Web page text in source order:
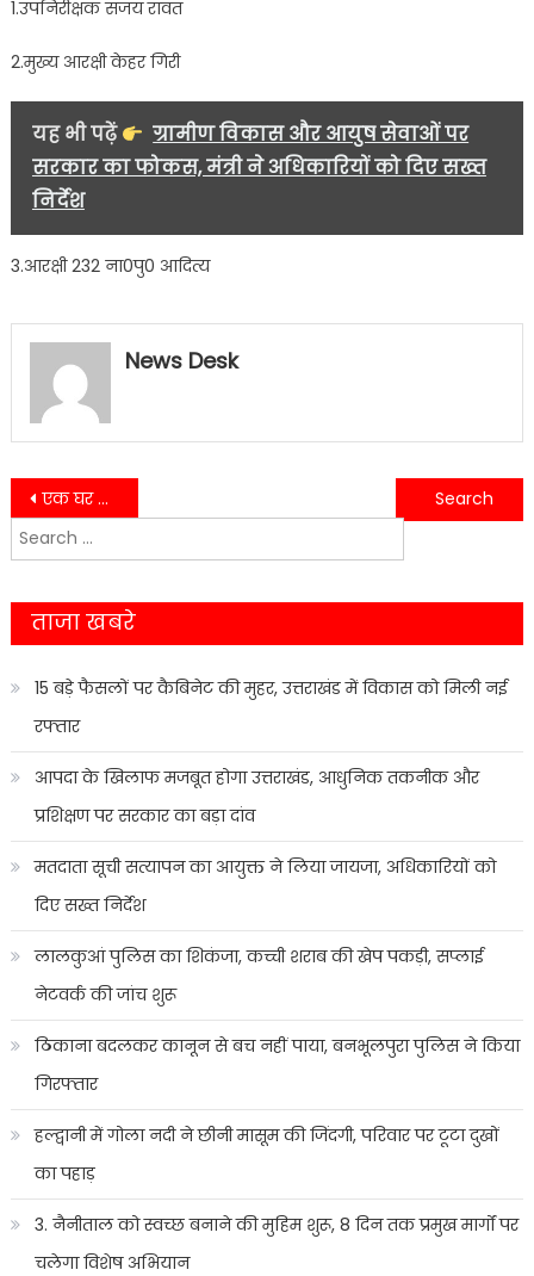
1.उपनिरीक्षक संजय रावत
2.मुख्य आरक्षी केहर गिरी
यह भी पढ़ें
ग्रामीण विकास और आयुष सेवाओं पर
सरकार का फोकस, मंत्री ने अधिकारियों को दिए सख्त
निर्देश
3.आरक्षी 232 ना0पु0 आदित्य
News Desk
Post
navigation
एक घर की दीवार गिर जाने से मलवे में दबकर महिला की मृत्यु…..
काशीपुर में महाप्रबंधक 9000 रूपयों की रिश्वत लेते रंगे हाथो गिरफ्तार……
Search
for:
ताजा खबरे
15 बड़े फैसलों पर कैबिनेट की मुहर, उत्तराखंड में विकास को मिली नई
रफ्तार
आपदा के खिलाफ मजबूत होगा उत्तराखंड, आधुनिक तकनीक और
प्रशिक्षण पर सरकार का बड़ा दांव
मतदाता सूची सत्यापन का आयुक्त ने लिया जायजा, अधिकारियों को
दिए सख्त निर्देश
लालकुआं पुलिस का शिकंजा, कच्ची शराब की खेप पकड़ी, सप्लाई
नेटवर्क की जांच शुरू
ठिकाना बदलकर कानून से बच नहीं पाया, बनभूलपुरा पुलिस ने किया
गिरफ्तार
हल्द्वानी में गोला नदी ने छीनी मासूम की जिंदगी, परिवार पर टूटा दुखों
का पहाड़
3. नैनीताल को स्वच्छ बनाने की मुहिम शुरू, 8 दिन तक प्रमुख मार्गों पर
चलेगा विशेष अभियान